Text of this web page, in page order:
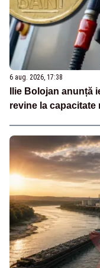
6 aug. 2026, 17:38
Ilie Bolojan anunță
revine la capacitate